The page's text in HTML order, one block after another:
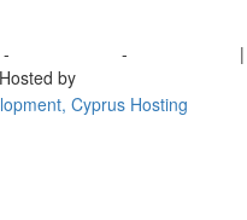
- -
|
by